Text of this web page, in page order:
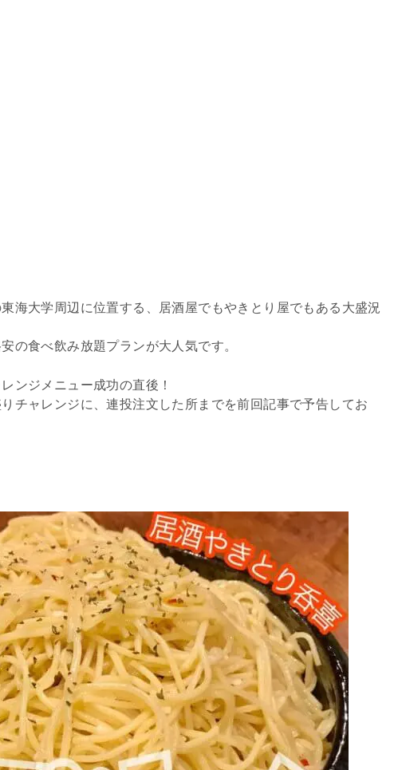
海大学周辺に位置する、居酒屋でもやきとり屋でもある大盛況
の食べ飲み放題プランが大人気です。
ンジメニュー成功の直後！
チャレンジに、連投注文した所までを前回記事で予告してお